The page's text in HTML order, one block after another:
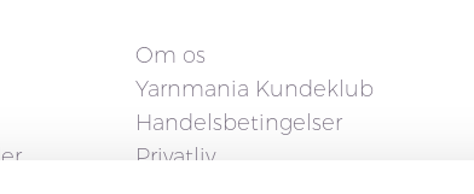
Om os
Yarnmania Kundeklub
Handelsbetingelser
Privatliv